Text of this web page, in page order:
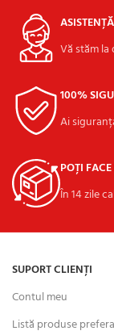
ASISTENȚĂ
Vă stăm
100%
Ai
POȚI
În 14 zile
SUPORT CLIENȚI
Contul meu
Listă produse